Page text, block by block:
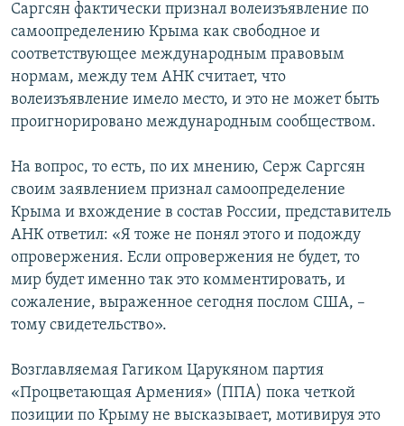
Саргсян фактически признал волеизъявление по
самоопределению Крыма как свободное и
соответствующее международным правовым
нормам, между тем АНК считает, что
волеизъявление имело место, и это не может быть
проигнорировано международным сообществом.
На вопрос, то есть, по их мнению, Серж Саргсян
своим заявлением признал самоопределение
Крыма и вхождение в состав России, представитель
АНК ответил: «Я тоже не понял этого и подожду
опровержения. Если опровержения не будет, то
мир будет именно так это комментировать, и
сожаление, выраженное сегодня послом США, –
тому свидетельство».
Возглавляемая Гагиком Царукяном партия
«Процветающая Армения» (ППА) пока четкой
позиции по Крыму не высказывает, мотивируя это